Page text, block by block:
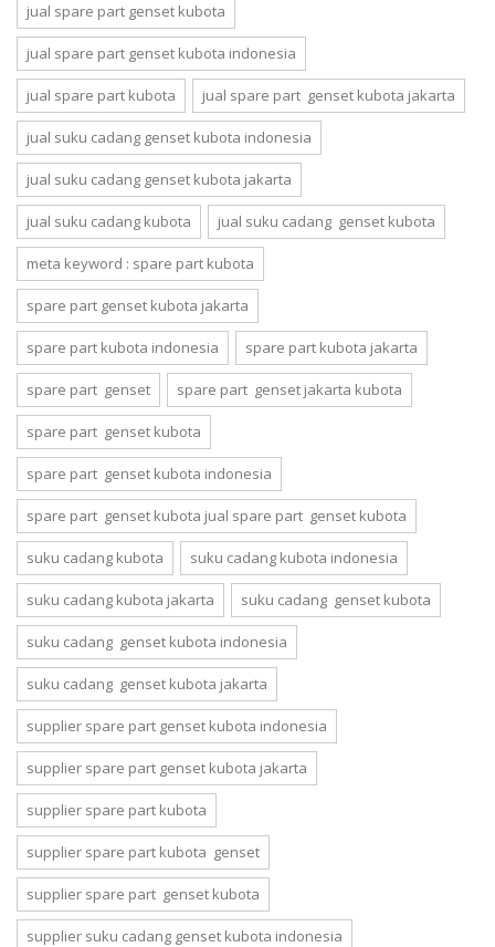
jual spare part genset kubota
jual spare part genset kubota indonesia
jual spare part kubota jual spare part genset kubota jakarta
jual suku cadang genset kubota indonesia
jual suku cadang genset kubota jakarta
jual suku cadang kubota jual suku cadang genset kubota
meta keyword : spare part kubota
spare part genset kubota jakarta
spare part kubota indonesia spare part kubota jakarta
spare part genset spare part genset jakarta kubota
spare part genset kubota
spare part genset kubota indonesia
spare part genset kubota jual spare part genset kubota
suku cadang kubota suku cadang kubota indonesia
suku cadang kubota jakarta suku cadang genset kubota
suku cadang genset kubota indonesia
suku cadang genset kubota jakarta
supplier spare part genset kubota indonesia
supplier spare part genset kubota jakarta
supplier spare part kubota
supplier spare part kubota genset
supplier spare part genset kubota
supplier suku cadang genset kubota indonesia